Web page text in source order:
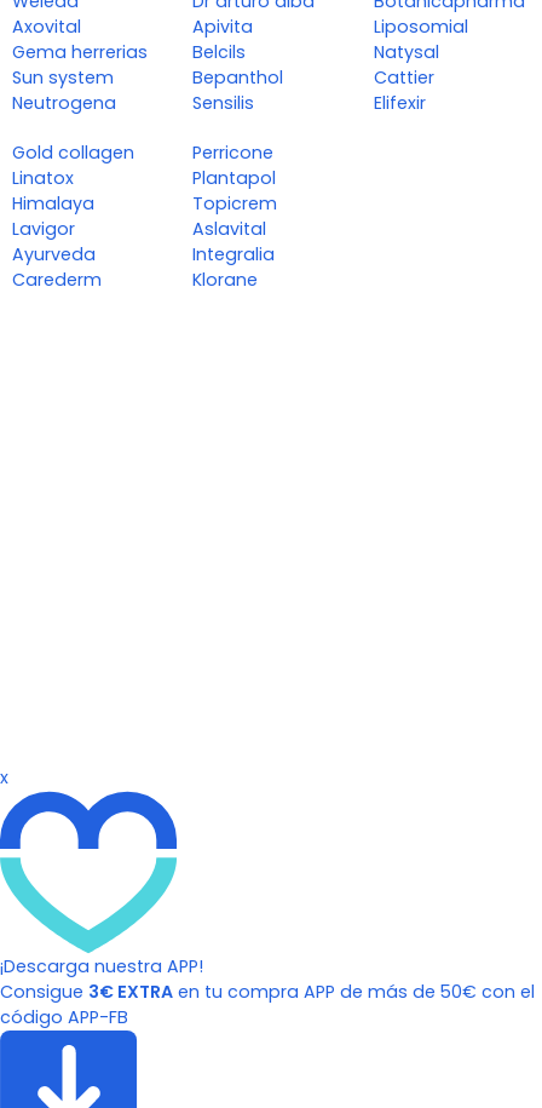
Axovital
Gema herrerias
Sun system
Neutrogena
Apivita
Belcils
Bepanthol
Sensilis
Liposomial
Natysal
Cattier
Elifexir
Gold collagen
Linatox
Himalaya
Lavigor
Ayurveda
Carederm
Perricone
Plantapol
Topicrem
Aslavital
Integralia
Klorane
x
¡Descarga nuestra APP!
Consigue 3€ EXTRA en tu compra APP de más de 50€ con el
código APP-FB